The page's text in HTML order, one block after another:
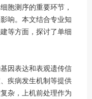
胞测序的重要环节，
响。本文结合专业知
等方面，探讨了单细
因表达和表观遗传信
疾病发生机制等提供
杂，上机前处理作为